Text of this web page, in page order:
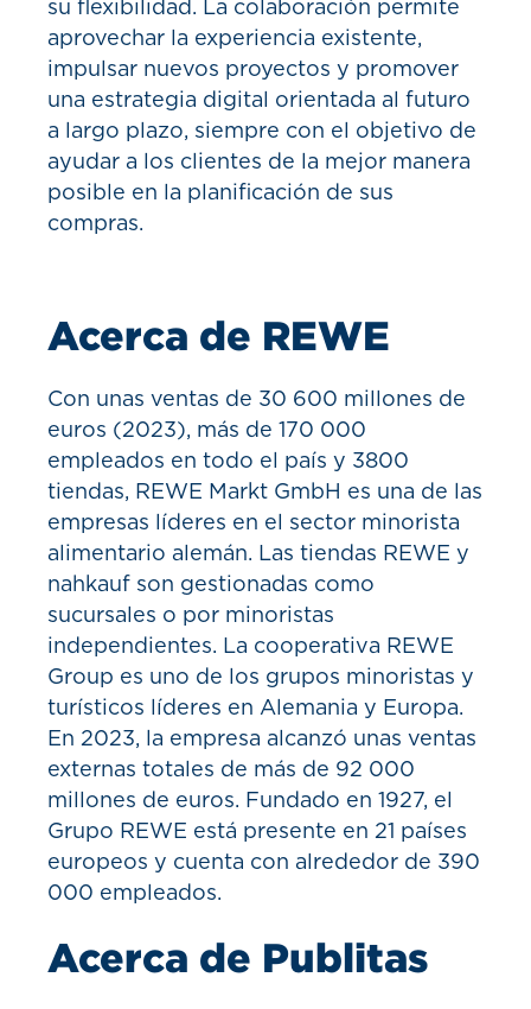
su flexibilidad. La colaboración permite
aprovechar la experiencia existente,
impulsar nuevos proyectos y promover
una estrategia digital orientada al futuro
a largo plazo, siempre con el objetivo de
ayudar a los clientes de la mejor manera
posible en la planificación de sus
compras.
Acerca de REWE
Con unas ventas de 30 600 millones de
euros (2023), más de 170 000
empleados en todo el país y 3800
tiendas, REWE Markt GmbH es una de las
empresas líderes en el sector minorista
alimentario alemán. Las tiendas REWE y
nahkauf son gestionadas como
sucursales o por minoristas
independientes. La cooperativa REWE
Group es uno de los grupos minoristas y
turísticos líderes en Alemania y Europa.
En 2023, la empresa alcanzó unas ventas
externas totales de más de 92 000
millones de euros. Fundado en 1927, el
Grupo REWE está presente en 21 países
europeos y cuenta con alrededor de 390
000 empleados.
Acerca de Publitas